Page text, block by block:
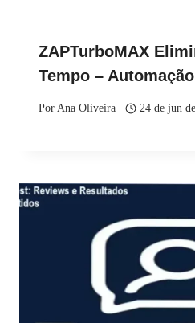
ZAPTurboMAX
Tempo –
PorAna Oliveira 24 de jun